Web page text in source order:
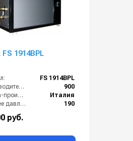
1914BPL
FS 1914BPL
Производительность (л/ч):
900
Страна-производитель:
Италия
Рабочее давление (бар):
190
Мощность (кВт):
Электропитание (В):
руб.